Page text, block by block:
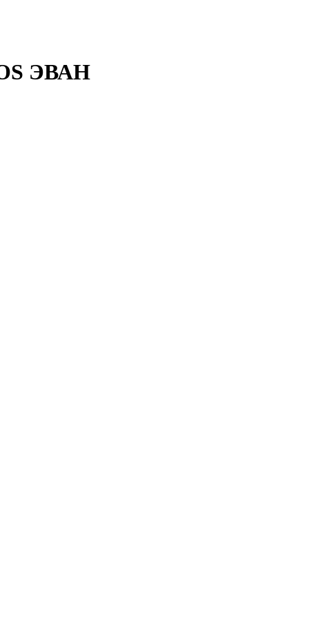
ЭВАН